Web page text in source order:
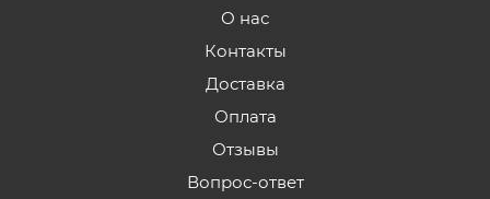
О нас
Контакты
Доставка
Оплата
Отзывы
Вопрос-ответ